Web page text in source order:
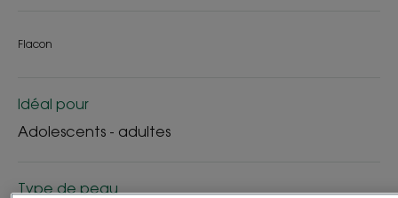
Flacon
Idéal pour
Adolescents - adultes
Type de peau